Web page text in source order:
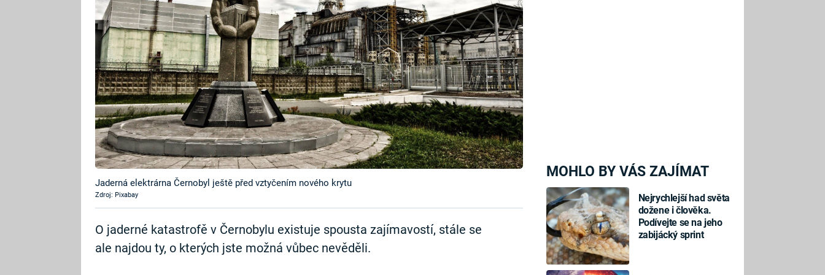
MOHLO BY VÁS ZAJÍMAT
Nejrychlejší had světa
dožene i člověka.
Podívejte se na jeho
zabijácký sprint
Jaderná elektrárna Černobyl ještě před vztyčením nového krytu
Zdroj: Pixabay
O jaderné katastrofě v Černobylu existuje spousta zajímavostí, stále se
ale najdou ty, o kterých jste možná vůbec nevěděli.